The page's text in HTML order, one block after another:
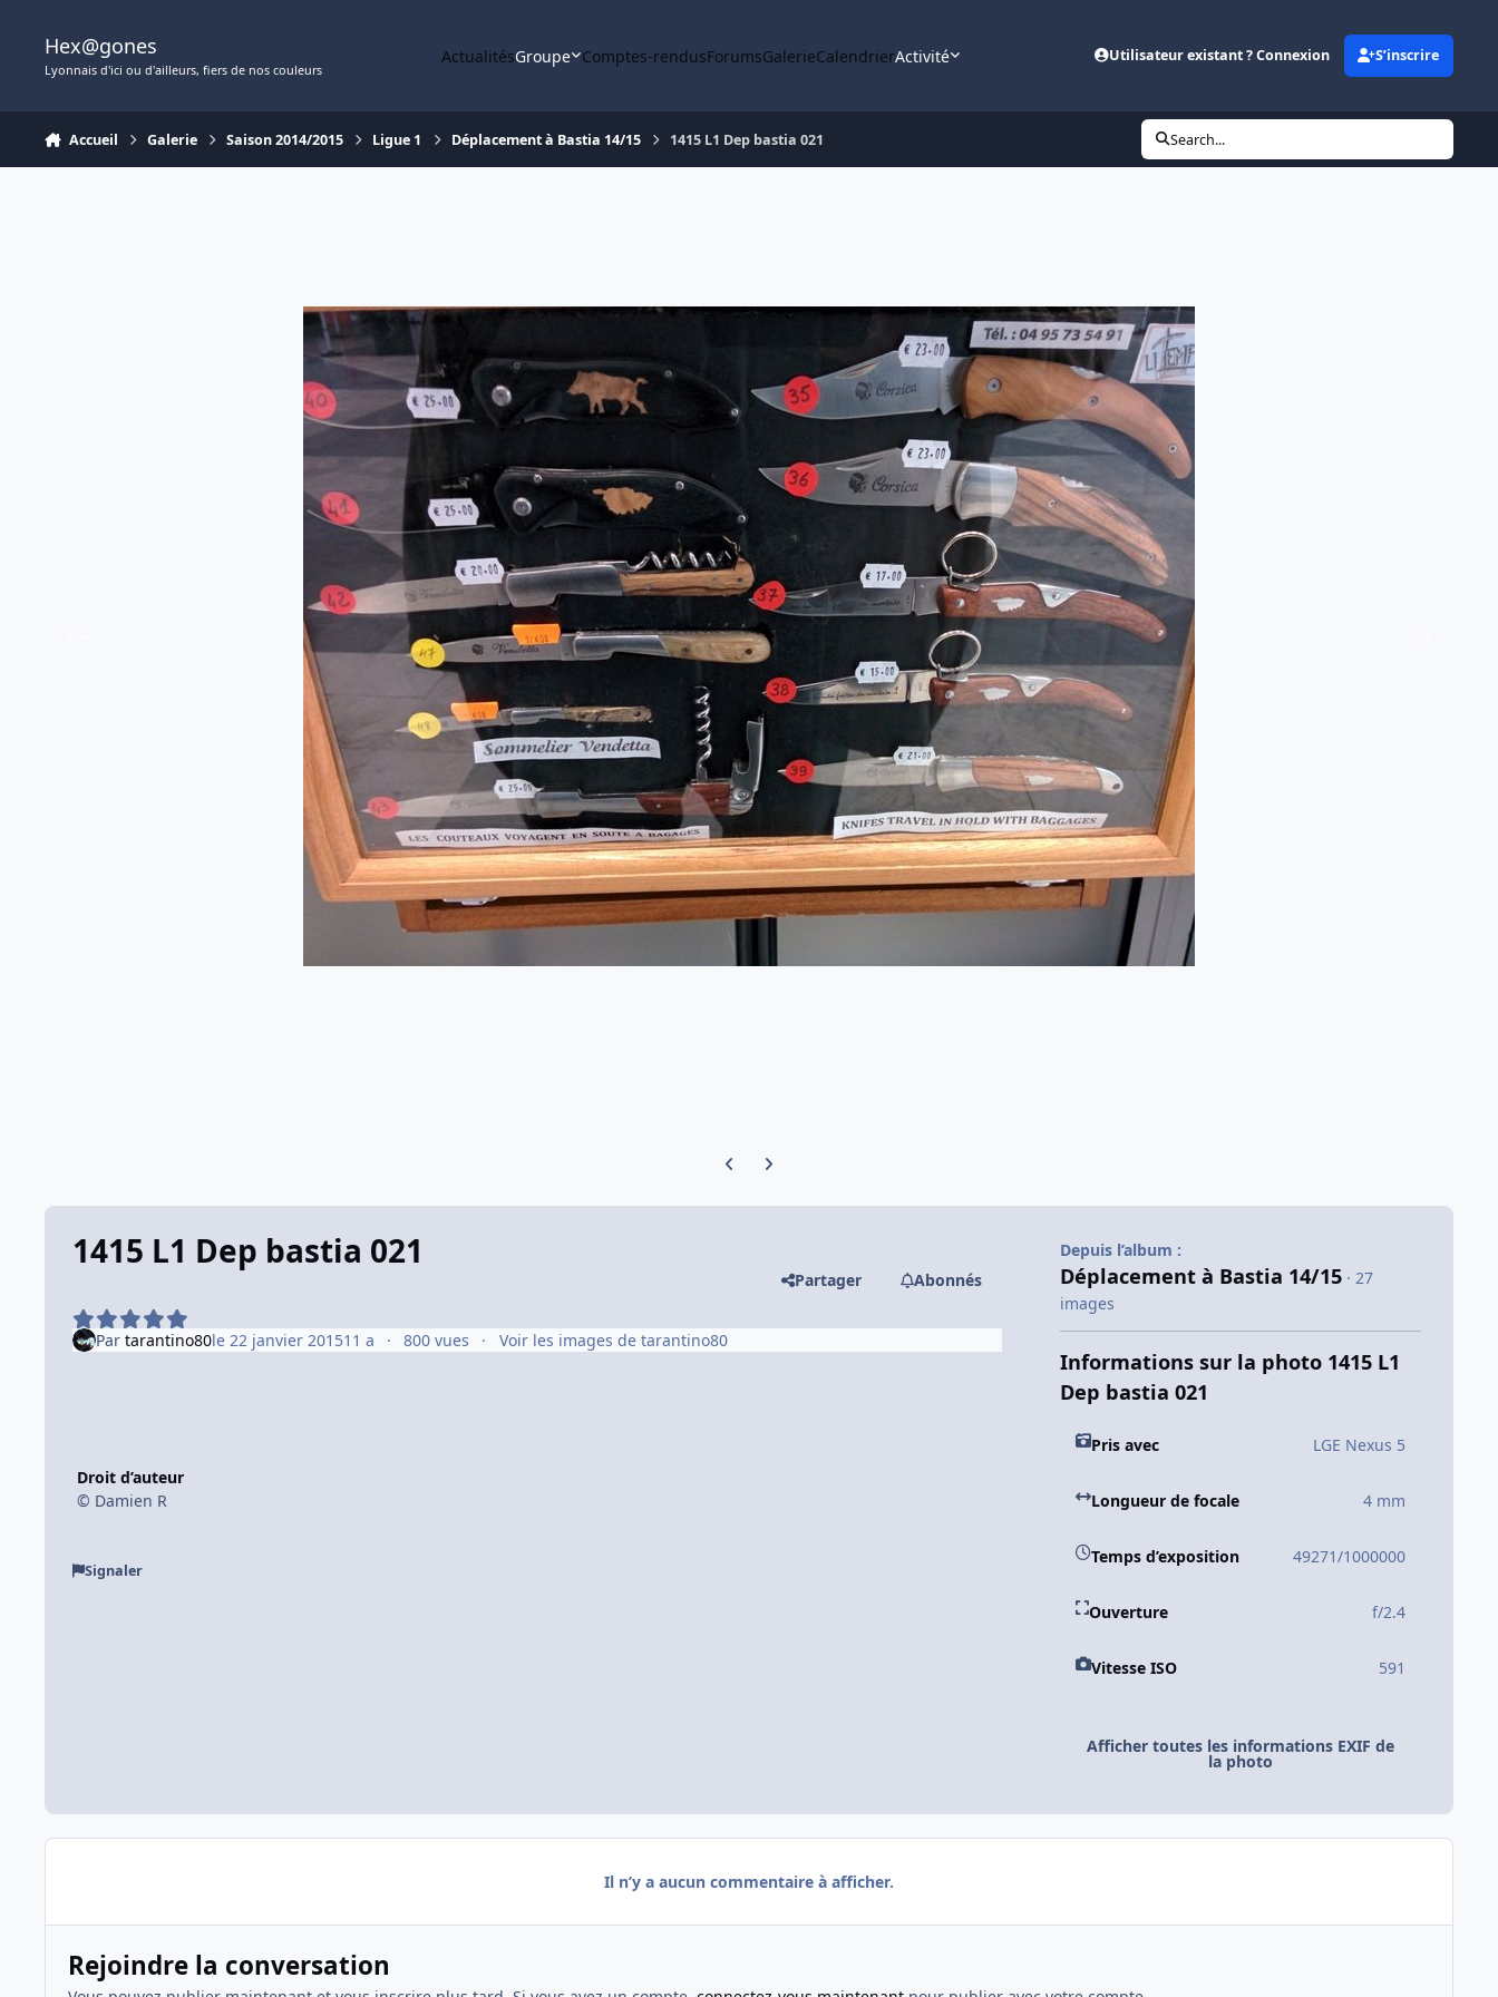
Hex@gones
Lyonnais d'ici ou d'ailleurs, fiers de nos couleurs
ActualitésGroupe Comptes-rendusForumsGalerieCalendrierActivité Utilisateur existant ? Connexion S’inscrire
Accueil Galerie Saison 2014/2015 Ligue 1 Déplacement à Bastia 14/15 1415 L1 Dep bastia 021 Search...
Previous carousel slide
Next carousel slide
1415 L1 Dep bastia 021
Partager Abonnés
Par tarantino80le 22 janvier 201511 a 800 vues Voir les images de tarantino80
Droit d’auteur
© Damien R
Signaler
Depuis l’album :
Déplacement à Bastia 14/15 · 27
images
Informations sur la photo 1415 L1
Dep bastia 021
Pris avec LGE Nexus 5
Longueur de focale 4 mm
Temps d’exposition 49271/1000000
Ouverture f/2.4
Vitesse ISO 591
Afficher toutes les informations EXIF de
la photo
Il n’y a aucun commentaire à afficher.
Rejoindre la conversation